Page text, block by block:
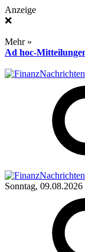
Anzeige
❌
Mehr »
Ad hoc-
Sonntag, 09.08.2026